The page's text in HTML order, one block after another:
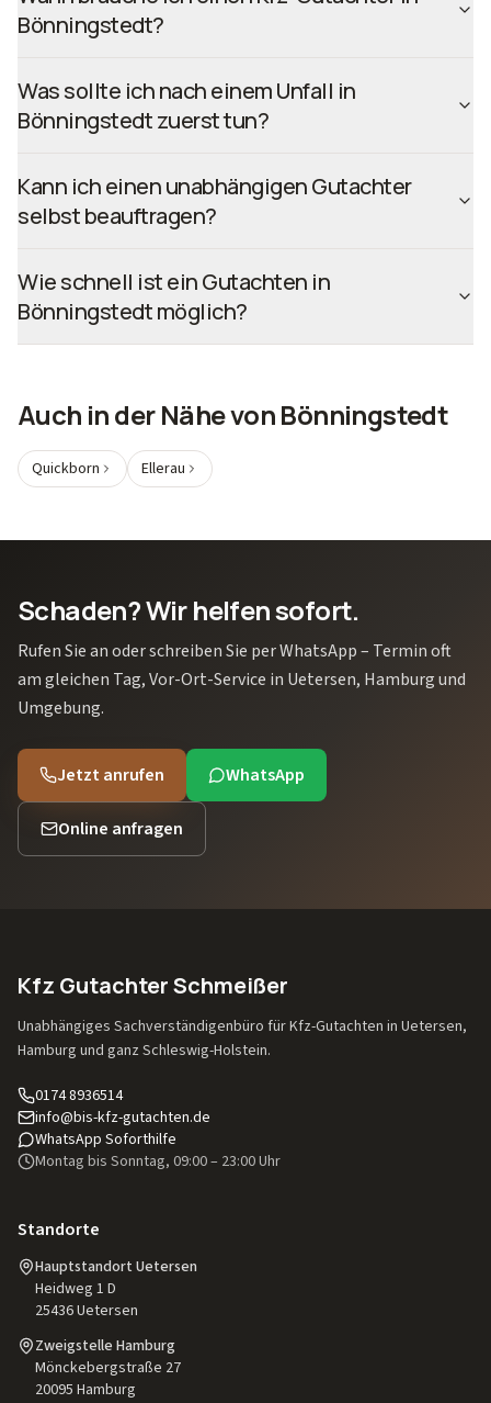
Bönningstedt?
Was sollte ich nach einem Unfall in
Bönningstedt zuerst tun?
Kann ich einen unabhängigen Gutachter
selbst beauftragen?
Wie schnell ist ein Gutachten in
Bönningstedt möglich?
Auch in der Nähe vonBönningstedt
Quickborn Ellerau
Schaden? Wir helfen sofort.
Rufen Sie an oder schreiben Sie per WhatsApp – Termin oft
am gleichen Tag, Vor-Ort-Service in Uetersen, Hamburg und
Umgebung.
Jetzt anrufen WhatsApp
Online anfragen
Kfz Gutachter Schmeißer
Unabhängiges Sachverständigenbüro für Kfz-Gutachten in Uetersen,
Hamburg und ganz Schleswig-Holstein.
0174 8936514
info@bis-kfz-gutachten.de
WhatsApp Soforthilfe
Montag bis Sonntag, 09:00 – 23:00 Uhr
Standorte
Hauptstandort Uetersen
Heidweg 1 D
25436Uetersen
Zweigstelle Hamburg
Mönckebergstraße 27
20095 Hamburg